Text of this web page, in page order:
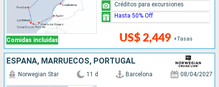
Comidas incluidas US$ 2,449 +Tasas
Créditos para excursiones
Hasta 50% Off
ESPAÑA, MARRUECOS, PORTUGAL
Norwegian Star 11 d Barcelona 08/04/2027